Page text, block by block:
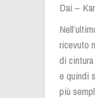
Dai –
ricevuto
di cintura
e quindi
più